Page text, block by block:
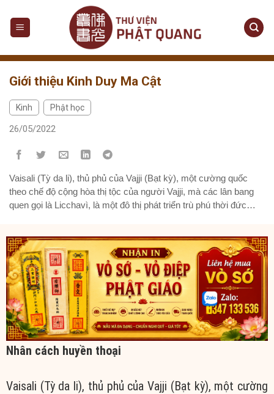
Giới thiệu Kinh Duy Ma Cật
Kinh Phật học
26/05/2022
Vaisali (Tỳ da li), thủ phủ của Vajji (Bạt kỳ), một cường quốc
theo chế độ cộng hòa thị tộc của người Vajji, mà các lân bang
quen gọi là Licchavì, là một đô thị phát triển trù phú thời đức
Nhân cách huyền thoại
Vaisali (Tỳ da li), thủ phủ của Vajji (Bạt kỳ), một cường